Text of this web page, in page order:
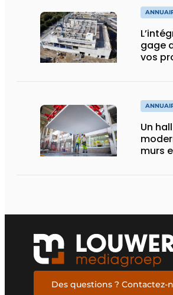
gage
vos
Un
murs
Des questions ? Contactez-